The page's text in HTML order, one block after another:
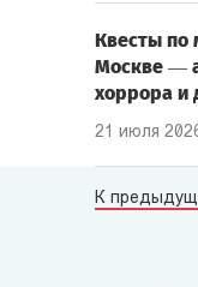
Квесты по
Москве —
хоррора и
21 июля
К